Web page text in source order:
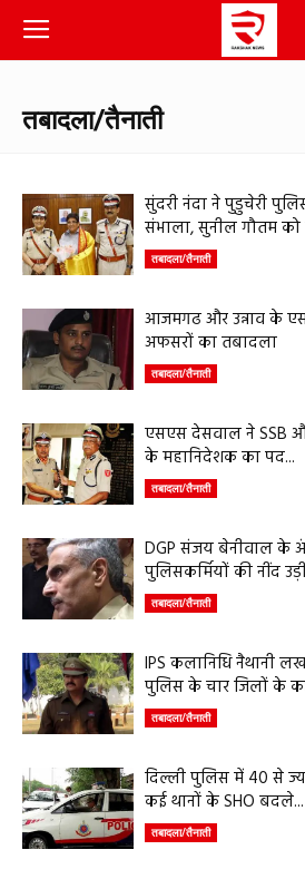
तबादला/तैनाती
सुंदरी नंदा ने पुडुचेरी
संभाला, सुनील गौतम को
तबादला/तैनाती
आजमगढ और उन्नाव के
अफसरों का तबादला
तबादला/तैनाती
एसएस देसवाल ने SSB
के महानिदेशक का पद...
तबादला/तैनाती
DGP संजय बेनीवाल के
पुलिसकर्मियों की नींद
तबादला/तैनाती
IPS कलानिधि नैथानी
पुलिस के चार जिलों के
तबादला/तैनाती
दिल्ली पुलिस में 40 से
कई थानों के SHO बदले...
तबादला/तैनाती